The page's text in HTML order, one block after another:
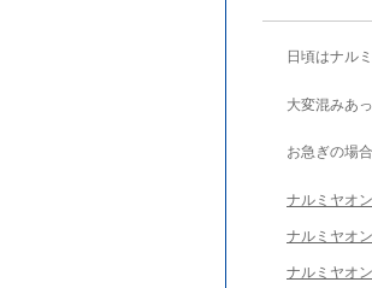
日頃はナル
大変混みあ
お急ぎの場
ナルミヤオ
ナルミヤオ
ナルミヤオ